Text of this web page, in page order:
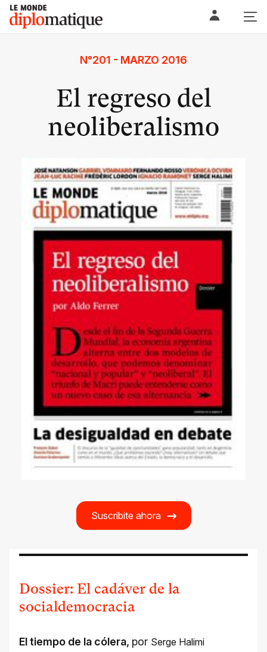
Skip
content
Le monde diplomatique
N°201 - MARZO 2016
El regreso del
neoliberalismo
Suscribite ahora
Dossier: El cadáver de la
socialdemocracia
El tiempo de la cólera, por Serge Halimi